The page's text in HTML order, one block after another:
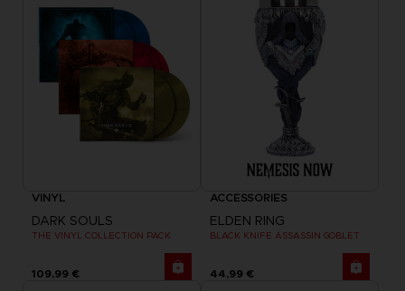
VINYL
DARK SOULS
THE VINYL COLLECTION PACK
109,99 €
ACCESSORIES
ELDEN RING
BLACK KNIFE ASSASSIN GOBLET
44,99 €